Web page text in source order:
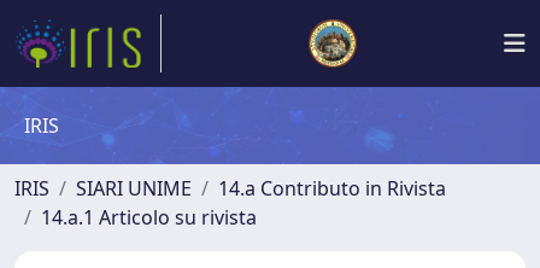
IRIS
IRIS SIARI UNIME
14.a Contributo in Rivista
14.a.1 Articolo su rivista